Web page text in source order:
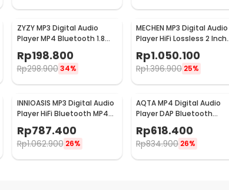
ZYZY MP3 Digital Audio
Player MP4 Bluetooth 1.8
Inch HD 500mAh 16GB -
SD-01/S308
Rp198.800
Rp298.900 34%
MECHEN MP3 Digital Audio
Player HiFi Lossless 2 Inch
Rp1.050.100
Rp1.396.900 25%
INNIOASIS MP3 Digital Audio
Player HiFi Bluetooth MP4
2.4 Inch 1250mAh - Y1
Rp787.400
Rp1.062.900 26%
AQTA MP4 Digital Audio
Player DAP Bluetooth
Android 8.1 4 Inch 1750mAh
- Q8
Rp618.400
Rp834.900 26%